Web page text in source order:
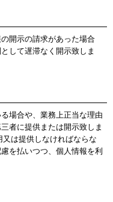
開示の請求があった場合
して遅滞なく開示致しま
場合や、業務上正当な理由
者に提供または開示致しま
は提供しなければならな
を払いつつ、個人情報を利